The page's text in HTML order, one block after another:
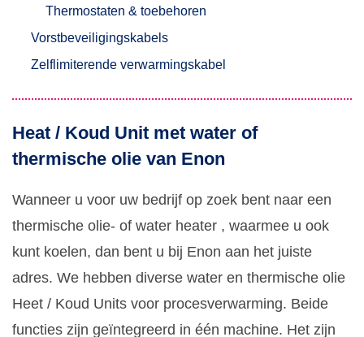
Thermostaten & toebehoren
Vorstbeveiligingskabels
Zelflimiterende verwarmingskabel
Heat / Koud Unit met water of
thermische olie van Enon
Wanneer u voor uw bedrijf op zoek bent naar een
thermische olie- of water heater , waarmee u ook
kunt koelen, dan bent u bij Enon aan het juiste
adres. We hebben diverse water en thermische olie
Heet / Koud Units voor procesverwarming. Beide
functies zijn geïntegreerd in één machine. Het zijn